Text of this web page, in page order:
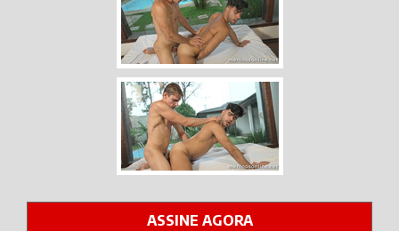
ASSINE AGORA